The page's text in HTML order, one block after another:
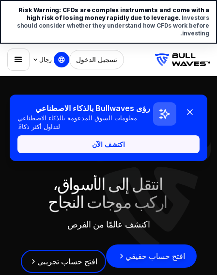
تسجيل الدخول رجال
رؤى Bullwaves بالذكاء الاصطناعي
معلومات السوق المدعومة بالذكاء الاصطناعي
لتداول أكثر ذكاءً.
اكتشف الآن
انتقل إلى الأسواق،
اركب موجات النجاح
اكتشف عالمًا من الفرص
افتح حساب حقيقي
افتح حساب تجريبي
Risk Warning: CFDs are complex instruments and come with a
high risk of losing money rapidly due to leverage. Investors
should consider whether they understand how CFDs work before
investing.